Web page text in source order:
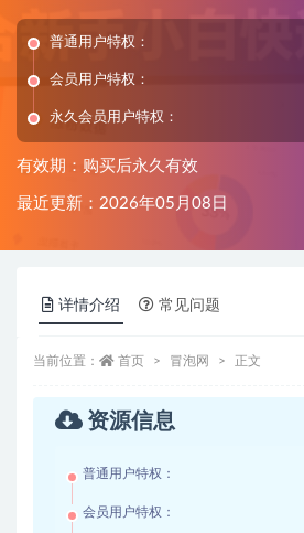
普通用户特权：
会员用户特权：
永久会员用户特权：
有效期：购买后永久有效
最近更新：2026年05月08日
详情介绍 常见问题
当前位置： 首页 冒泡网 正文
资源信息
普通用户特权：
会员用户特权：